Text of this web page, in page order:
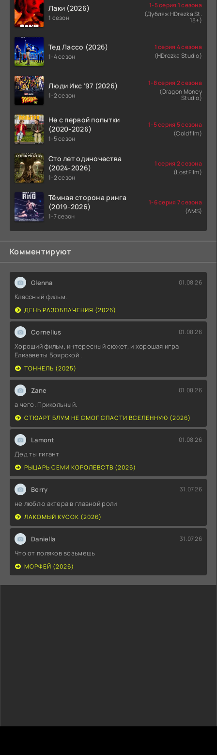
Лаки (2026)
1 сезон
1-5 серия 1 сезона
(Дубляж HDrezka St.
18+)
Тед Лассо (2026)
1-4 сезон
1 серия 4 сезона
(HDrezka Studio)
Люди Икс '97 (2026)
1-2 сезон
1-8 серия 2 сезона
(Dragon Money
Studio)
Не с первой попытки
(2020-2026)
1-5 сезон
1-5 серия 5 сезона
(Coldfilm)
Сто лет одиночества
(2024-2026)
1-2 сезон
1 серия 2 сезона
(LostFilm)
Тёмная сторона ринга
(2019-2026)
1-7 сезон
1-6 серия 7 сезона
(AMS)
Комментируют
Glenna 01.08.26
Классный фильм.
ДЕНЬ РАЗОБЛАЧЕНИЯ (2026)
Cornelius 01.08.26
Хороший фильм, интересный сюжет, и хорошая игра
Елизаветы Боярской .
ТОННЕЛЬ (2025)
Zane 01.08.26
а чего. Прикольный.
СТЮАРТ БЛУМ НЕ СМОГ СПАСТИ ВСЕЛЕННУЮ (2026)
Lamont 01.08.26
Дед ты гигант
РЫЦАРЬ СЕМИ КОРОЛЕВСТВ (2026)
Berry 31.07.26
не люблю актера в главной роли
ЛАКОМЫЙ КУСОК (2026)
Daniella 31.07.26
Что от поляков возьмешь
МОРФЕЙ (2026)